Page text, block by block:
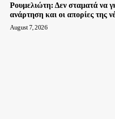
Ρουμελιώτη: Δεν σταματά να
ανάρτηση και οι απορίες της
August 7, 2026